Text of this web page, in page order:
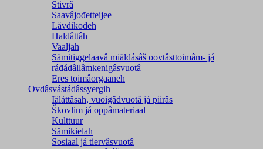
Stivrâ
Saavâjođetteijee
Lävdikodeh
Haldâttâh
Vaaljah
Sämitiggelaavâ miäldásâš oovtâsttoimâm- já
ráđádâllâmkenigâsvuotâ
Eres toimâorgaaneh
Ovdâsvástádâssyergih
Iäláttâsah, vuoigâdvuotâ já piirâs
Škovlim já oppâmateriaal
Kulttuur
Sämikielah
Sosiaal já tiervâsvuotâ